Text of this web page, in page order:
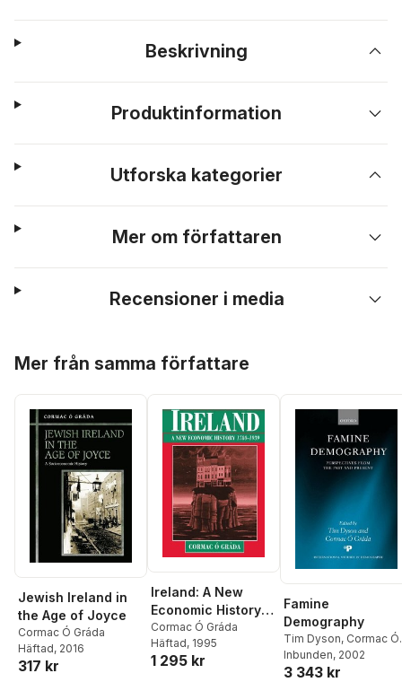
Beskrivning
Produktinformation
Utforska kategorier
Mer om författaren
Recensioner i media
Mer från samma författare
Jewish Ireland in
the Age of Joyce
Cormac Ó Gráda
Häftad, 2016
317 kr
Ireland: A New
Economic History
1780-1939
Cormac Ó Gráda
Häftad, 1995
1 295 kr
Famine
Demography
Tim Dyson, Cormac Ó
Gráda
Inbunden, 2002
3 343 kr